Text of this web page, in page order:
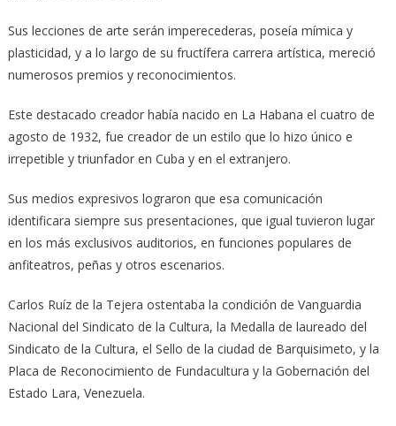
Sus lecciones de arte serán imperecederas, poseía mímica y
plasticidad, y a lo largo de su fructífera carrera artística, mereció
numerosos premios y reconocimientos.
Este destacado creador había nacido en La Habana el cuatro de
agosto de 1932, fue creador de un estilo que lo hizo único e
irrepetible y triunfador en Cuba y en el extranjero.
Sus medios expresivos lograron que esa comunicación
identificara siempre sus presentaciones, que igual tuvieron lugar
en los más exclusivos auditorios, en funciones populares de
anfiteatros, peñas y otros escenarios.
Carlos Ruíz de la Tejera ostentaba la condición de Vanguardia
Nacional del Sindicato de la Cultura, la Medalla de laureado del
Sindicato de la Cultura, el Sello de la ciudad de Barquisimeto, y la
Placa de Reconocimiento de Fundacultura y la Gobernación del
Estado Lara, Venezuela.